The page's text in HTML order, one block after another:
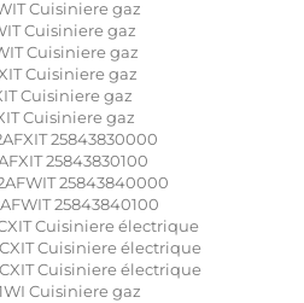
Cuisiniere gaz
Cuisiniere gaz
Cuisiniere gaz
Cuisiniere gaz
Cuisiniere gaz
Cuisiniere gaz
25843830000
25843830100
25843840000
25843840100
Cuisiniere électrique
Cuisiniere électrique
Cuisiniere électrique
Cuisiniere gaz